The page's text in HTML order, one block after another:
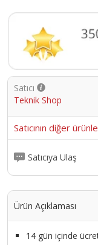
Satıcı
Teknik Shop
Satıcının diğer
Satıcıya Ulaş
Ürün Açıklaması
14 gün içinde